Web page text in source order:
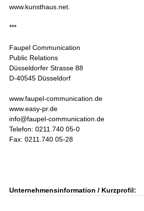
www.kunsthaus.net.
***
Faupel Communication
Public Relations
Düsseldorfer Strasse 88
D-40545 Düsseldorf
www.faupel-communication.de
www.easy-pr.de
info@faupel-communication.de
Telefon: 0211.740 05-0
Fax: 0211.740 05-28
Unternehmensinformation / Kurzprofil: